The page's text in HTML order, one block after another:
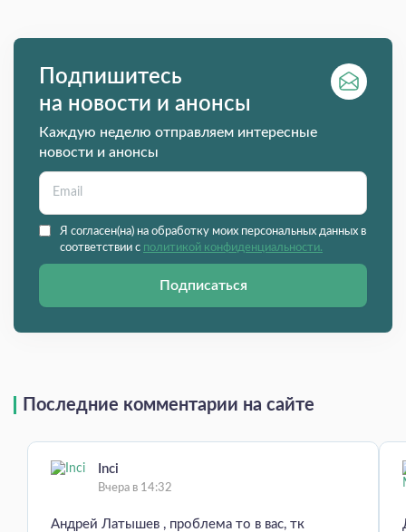
Подпишитесь
на новости и анонсы
Каждую неделю отправляем интересные
новости и анонсы
Я согласен(на) на обработку моих персональных данных в
соответствии с политикой конфиденциальности.
Подписаться
Последние комментарии на сайте
Inci
Вчера в 14:32
Андрей Латышев , проблема то в вас, тк